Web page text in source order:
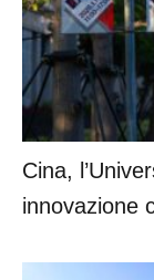
Cina,
innovazione